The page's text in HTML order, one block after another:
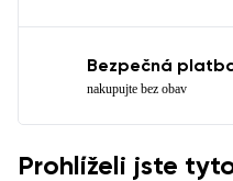
Bezpečná
nakupujte bez obav
Prohlíželi jste